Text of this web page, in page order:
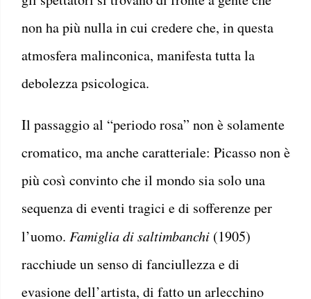
non ha più nulla in cui credere che, in questa
atmosfera malinconica, manifesta tutta la
debolezza psicologica.
Il passaggio al “periodo rosa” non è solamente
cromatico, ma anche caratteriale: Picasso non è
più così convinto che il mondo sia solo una
sequenza di eventi tragici e di sofferenze per
l’uomo. Famiglia di saltimbanchi (1905)
racchiude un senso di fanciullezza e di
evasione dell’artista, di fatto un arlecchino